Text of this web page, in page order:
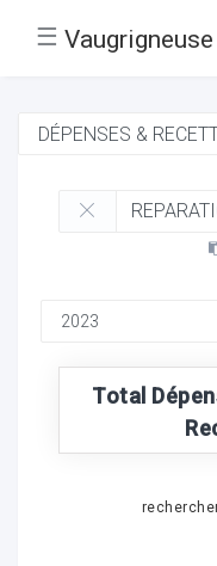
☰ Vaugrigneuse
Total